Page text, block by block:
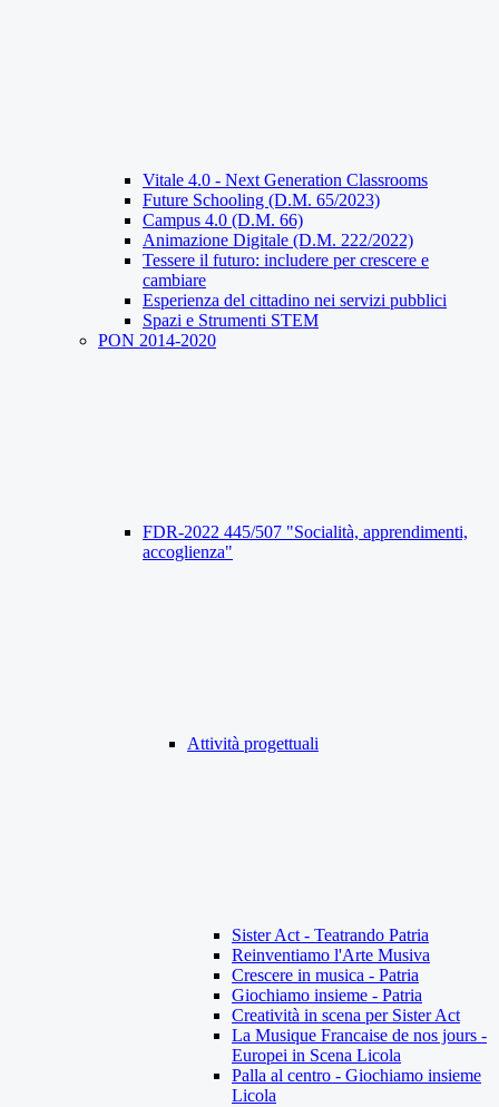
Vitale 4.0 - Next Generation Classrooms
Future Schooling (D.M. 65/2023)
Campus 4.0 (D.M. 66)
Animazione Digitale (D.M. 222/2022)
Tessere il futuro: includere per crescere e
cambiare
Esperienza del cittadino nei servizi pubblici
Spazi e Strumenti STEM
PON 2014-2020
FDR-2022 445/507 "Socialità, apprendimenti,
accoglienza"
Attività progettuali
Sister Act - Teatrando Patria
Reinventiamo l'Arte Musiva
Crescere in musica - Patria
Giochiamo insieme - Patria
Creatività in scena per Sister Act
La Musique Francaise de nos jours -
Europei in Scena Licola
Palla al centro - Giochiamo insieme
Licola